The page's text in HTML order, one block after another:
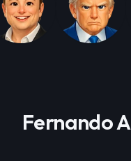
Fernando